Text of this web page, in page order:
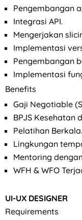
Pengembangan
Integrasi API.
Mengerjakan
Implementasi
Pengembangan
Implementasi
Benefits
Gaji Negotiable
BPJS Kesehatan
Pelatihan Berkala.
Lingkungan
Mentoring
WFH & WFO
UI-UX DESIGNER
Requirements